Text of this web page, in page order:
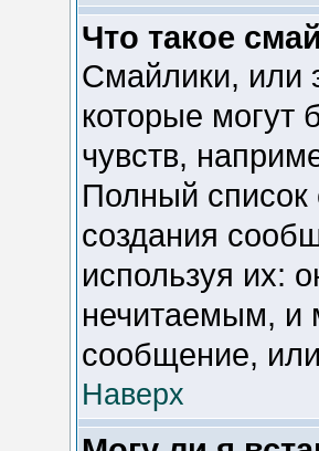
Что такое
Смайлики, или
которые могут
чувств,
Полный
создания
используя их:
нечитаемым, и
сообщение,
Наверх